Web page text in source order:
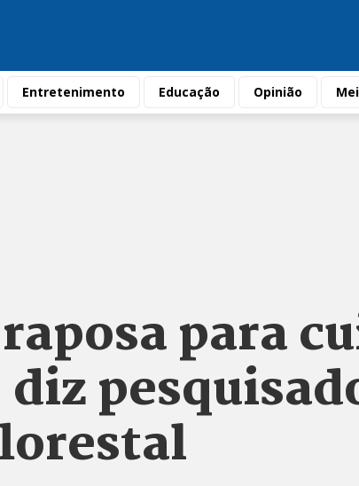
Entretenimento Educação Opinião
para